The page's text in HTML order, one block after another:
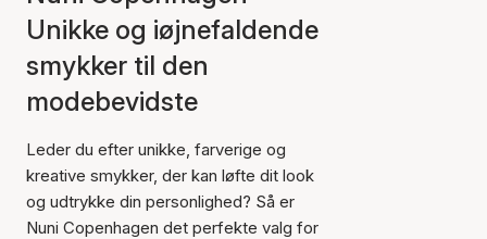
Unikke og iøjnefaldende
smykker til den
modebevidste
Leder du efter unikke, farverige og
kreative smykker, der kan løfte dit look
og udtrykke din personlighed? Så er
Nuni Copenhagen det perfekte valg for